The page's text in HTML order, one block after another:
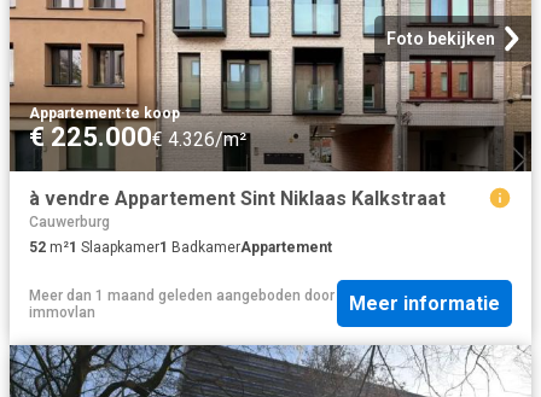
Foto bekijken
Appartement·te koop
€ 225.000€ 4.326/m²
à vendre Appartement Sint Niklaas Kalkstraat
Cauwerburg
52 m²1 Slaapkamer1 BadkamerAppartement
Meer dan 1 maand geleden aangeboden door
immovlan
Meer informatie